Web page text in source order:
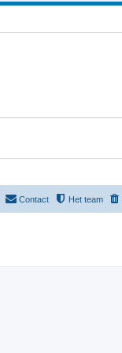
Het team
Contact